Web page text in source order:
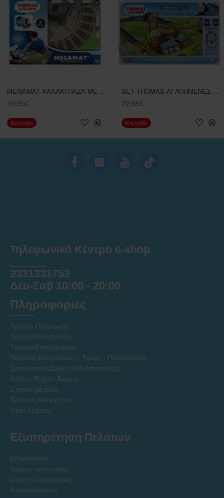
MEGAMAT ΧΑΛΑΚΙ ΠΑΖΛ ΜΕ ΟΧΗΜΑ THOMAS AND FRIENDS
19,95€
Καλάθι
SET THOMAS ΑΓΑΠΗΜΕΝΕΣ ΔΙΑΦΡΟΜΕΣ DOCKSIDE
22,95€
Καλάθι
Τηλεφωνικό Κέντρο e-shop
2331331752
Δευ-Σαβ 10:00 - 20:00
Πληροφοριες
Τρόποι Πληρωμής
Τρόποι Αποστολών
Τρόποι Επιστροφών
Πολιτική Εκπτώσεων - Τιμών - Προσφορών
Συσκευασία Δώρου Και Αποστολής
Κάρτες Ευχών δώρου
Σχετικά με εμάς
Πολιτική Απορρήτου
Όροι Χρήσης
Εξυπηρέτηση Πελατών
Επικοινωνία
Χάρτης ιστότοπου
Όλες οι Προσφορές
Κατασκευαστές